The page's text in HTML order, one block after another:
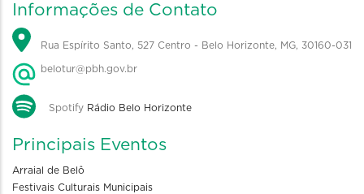
Informações de Contato
Rua Espírito Santo, 527 Centro - Belo Horizonte, MG, 30160-031
belotur@pbh.gov.br
Spotify Rádio Belo Horizonte
Principais Eventos
Arraial de Belô
Festivais Culturais Municipais